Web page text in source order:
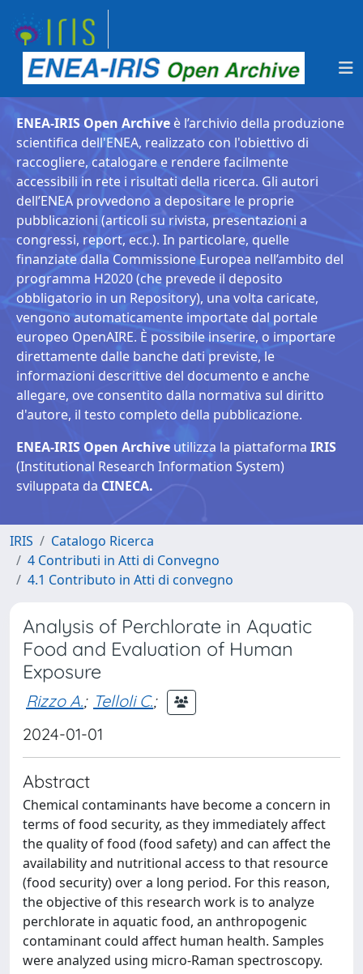
ENEA-IRIS Open Archive è l’archivio della produzione
scientifica dell'ENEA, realizzato con l'obiettivo di
raccogliere, catalogare e rendere facilmente
accessibili in rete i risultati della ricerca. Gli autori
dell’ENEA provvedono a depositare le proprie
pubblicazioni (articoli su rivista, presentazioni a
congressi, report, ecc.). In particolare, quelle
finanziate dalla Commissione Europea nell’ambito del
programma H2020 (che prevede il deposito
obbligatorio in un Repository), una volta caricate,
vengono automaticamente importate dal portale
europeo OpenAIRE. È possibile inserire, o importare
direttamente dalle banche dati previste, le
informazioni descrittive del documento e anche
allegare, ove consentito dalla normativa sul diritto
d'autore, il testo completo della pubblicazione.
ENEA-IRIS Open Archive utilizza la piattaforma IRIS
(Institutional Research Information System)
sviluppata da CINECA.
IRIS
Catalogo Ricerca
4 Contributi in Atti di Convegno
4.1 Contributo in Atti di convegno
Analysis of Perchlorate in Aquatic
Food and Evaluation of Human
Exposure
Rizzo A.; Telloli C.;
2024-01-01
Abstract
Chemical contaminants have become a concern in
terms of food security, as they immediately affect
the quality of food (food safety) and can affect the
availability and nutritional access to that resource
(food security) over a long period. For this reason,
the objective of this research work is to analyze
perchlorate in aquatic food, an anthropogenic
contaminant could affect human health. Samples
were analyzed using micro-Raman spectroscopy.